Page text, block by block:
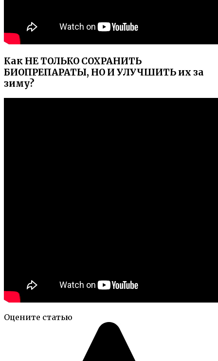
Как НЕ ТОЛЬКО СОХРАНИТЬ
БИОПРЕПАРАТЫ, НО И УЛУЧШИТЬ их за
зиму?
Оцените статью